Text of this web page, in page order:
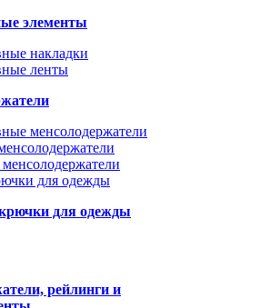
элементы
накладки
ленты
менсолодержатели
для одежды
рейлинги и